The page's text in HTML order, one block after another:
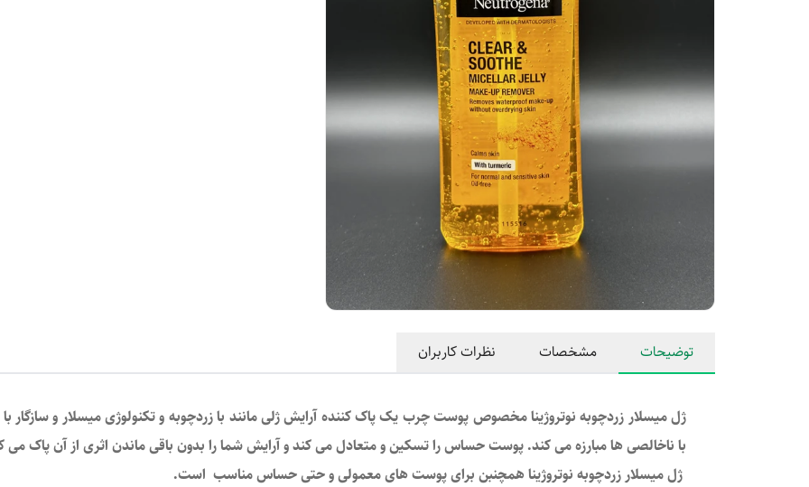
توضیحات مشخصات نظرات کاربران
ژل میسلار زردچوبه نوتروژینا مخصوص پوست چرب یک پاک کننده آرایش ژلی مانند با زردچوبه و تکنولوژی میسلار و
با ناخالصی ها مبارزه می کند. پوست حساس را تسکین و متعادل می کند و آرایش شما را بدون باقی ماندن اثری از آن پاک می
ژل میسلار زردچوبه نوتروژینا همچنبن برای پوست های معمولی و حتی حساس مناسب است.